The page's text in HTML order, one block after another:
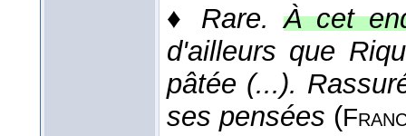
♦ Rare. À cet
d'ailleurs que
pâtée (...).
ses pensées (